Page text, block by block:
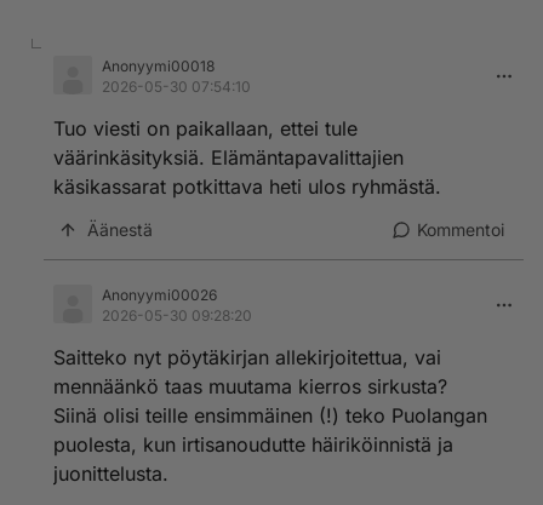
Anonyymi00018
2026-05-30 07:54:10
Tuo viesti on paikallaan, ettei tule
väärinkäsityksiä. Elämäntapavalittajien
käsikassarat potkittava heti ulos ryhmästä.
Äänestä Kommentoi
Anonyymi00026
2026-05-30 09:28:20
Saitteko nyt pöytäkirjan allekirjoitettua, vai
mennäänkö taas muutama kierros sirkusta?
Siinä olisi teille ensimmäinen (!) teko Puolangan
puolesta, kun irtisanoudutte häiriköinnistä ja
juonittelusta.